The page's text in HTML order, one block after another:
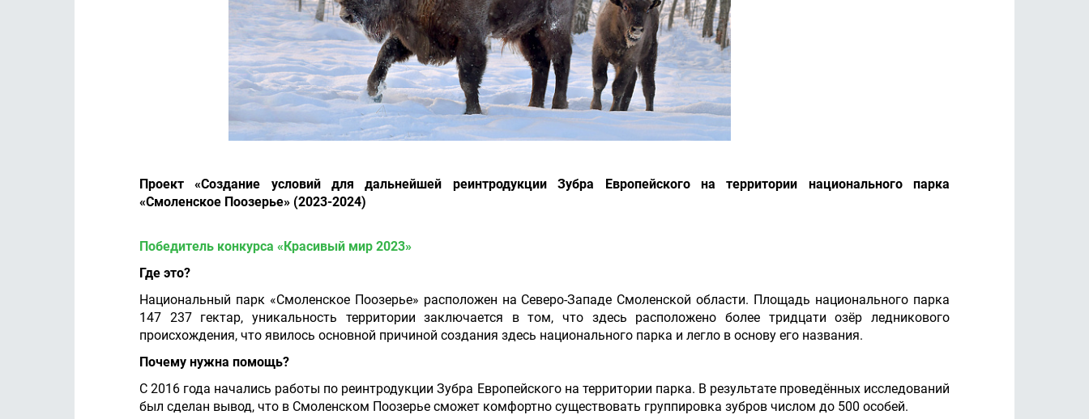
Проект «Создание условий для дальнейшей реинтродукции Зубра Европейского на территории национального парка
«Смоленское Поозерье» (2023-2024)
Победитель конкурса «Красивый мир 2023»
Где это?
Национальный парк «Смоленское Поозерье» расположен на Северо-Западе Смоленской области. Площадь национального парка
147 237 гектар, уникальность территории заключается в том, что здесь расположено более тридцати озёр ледникового
происхождения, что явилось основной причиной создания здесь национального парка и легло в основу его названия.
Почему нужна помощь?
С 2016 года начались работы по реинтродукции Зубра Европейского на территории парка. В результате проведённых исследований
был сделан вывод, что в Смоленском Поозерье сможет комфортно существовать группировка зубров числом до 500 особей.